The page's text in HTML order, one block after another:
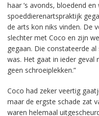
haar ’s avonds, bloedend
spoeddierenartspraktijk
de arts kon niks vinden. De
slechter met Coco en zijn
gegaan. Die constateerde
was. Het gaat in ieder
geen schroeiplekken.”
Coco had zeker veertig
maar de ergste schade zat
waren helemaal